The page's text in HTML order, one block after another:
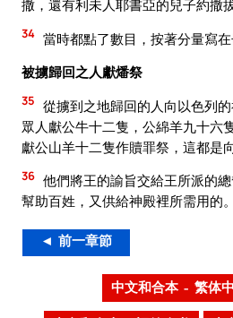
撒，還有利未人耶書亞的兒子約撒
34 當時都點了數目，按著分量寫在
被擄歸回之人獻燔祭
35 從擄到之地歸回的人向以色列
眾人獻公牛十二隻，公綿羊九十六
獻公山羊十二隻作贖罪祭，這都是
36 他們將王的諭旨交給王所派的
幫助百姓，又供給神殿裡所需用的。
◄ 前一章節
中文和合本 – 繁体